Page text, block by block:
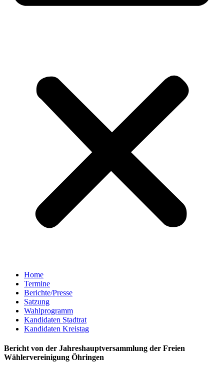
Home
Termine
Berichte/Presse
Satzung
Wahlprogramm
Kandidaten Stadtrat
Kandidaten Kreistag
Bericht von der Jahreshauptversammlung der Freien
Wählervereinigung Öhringen